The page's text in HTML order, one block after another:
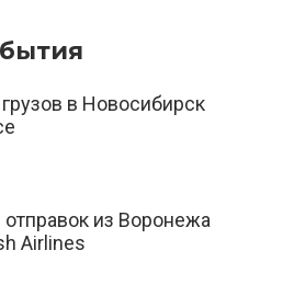
в Новосибирск
из Воронежа
Airlines